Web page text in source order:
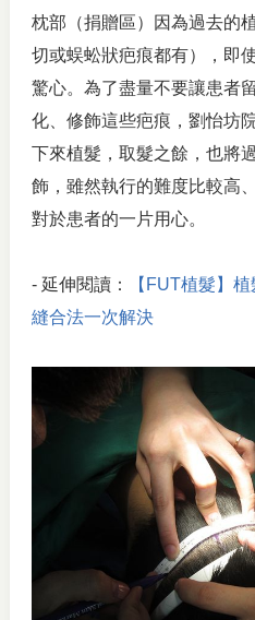
枕部（捐贈區）因為過去的
切或蜈蚣狀疤痕都有），即
驚心。為了盡量不要讓患者
化、修飾這些疤痕，劉怡坊
下來植髮，取髮之餘，也將
飾，雖然執行的難度比較高
對於患者的一片用心。
- 延伸閱讀：
【FUT植髮】
縫合法一次解決